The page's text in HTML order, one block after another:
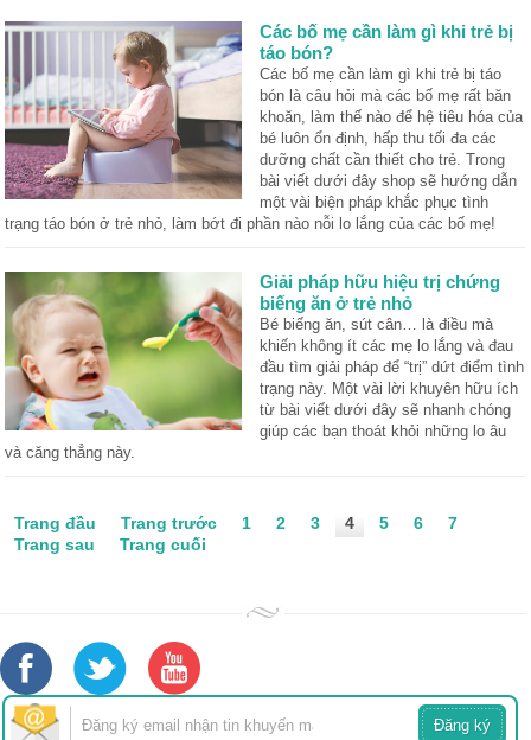
Các bố mẹ cần làm gì khi trẻ bị
táo bón?
Các bố mẹ cần làm gì khi trẻ bị táo
bón là câu hỏi mà các bố mẹ rất băn
khoăn, làm thế nào để hệ tiêu hóa của
bé luôn ổn định, hấp thu tối đa các
dưỡng chất cần thiết cho trẻ. Trong
bài viết dưới đây shop sẽ hướng dẫn
một vài biện pháp khắc phục tình
trạng táo bón ở trẻ nhỏ, làm bớt đi phần nào nỗi lo lắng của các bố mẹ!
Giải pháp hữu hiệu trị chứng
biếng ăn ở trẻ nhỏ
Bé biếng ăn, sút cân… là điều mà
khiến không ít các mẹ lo lắng và đau
đầu tìm giải pháp để “trị” dứt điểm tình
trạng này. Một vài lời khuyên hữu ích
từ bài viết dưới đây sẽ nhanh chóng
giúp các bạn thoát khỏi những lo âu
và căng thẳng này.
Trang đầu Trang trước 1 2 3 4 5 6
7
Trang sau
Trang cuối